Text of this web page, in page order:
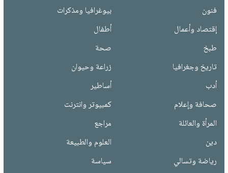
فنون
بيوغرافيا ومذكرات
إقتصاد وأعمال
أطفال
طبخ
صحة
تاريخ وجغرافيا
زراعة وحيوان
أدب
أساطير
صحافة وإعلام
كمبيوتر وانترنت
المرأة والعائلة
مراجع
دين
العلوم والطبيعة
رياضة وتسالي
سياسة